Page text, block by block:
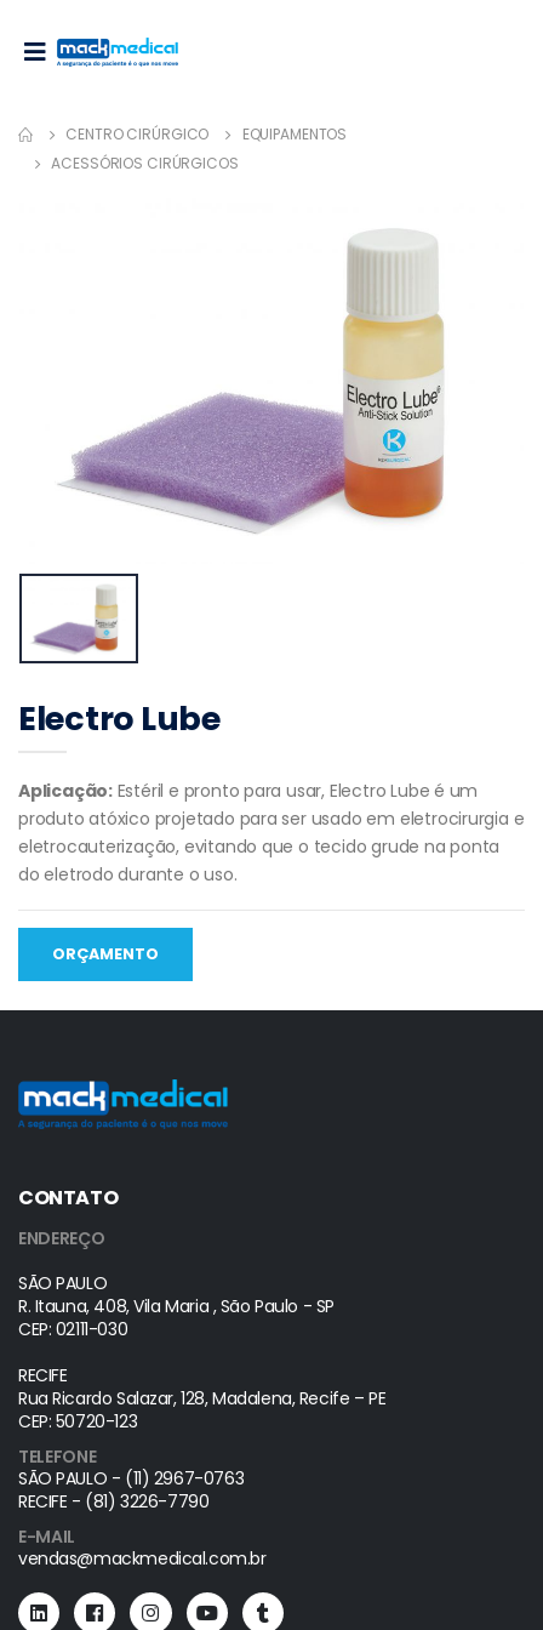
CENTRO CIRÚRGICO
EQUIPAMENTOS
ACESSÓRIOS CIRÚRGICOS
Electro Lube
Aplicação:Estéril e pronto para usar, Electro Lube é um
produto atóxico projetado para ser usado em eletrocirurgia e
eletrocauterização, evitando que o tecido grude na ponta
do eletrodo durante o uso.
ORÇAMENTO
CONTATO
ENDEREÇO
SÃO PAULO
R. Itauna, 408, Vila Maria , São Paulo - SP
CEP: 02111-030
RECIFE
Rua Ricardo Salazar, 128, Madalena, Recife – PE
CEP: 50720-123
TELEFONE
SÃO PAULO - (11) 2967-0763
RECIFE - (81) 3226-7790
E-MAIL
vendas@mackmedical.com.br